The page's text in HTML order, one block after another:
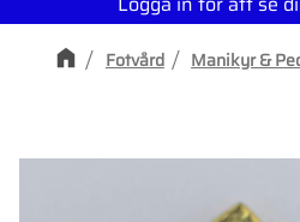
Fotvård Manikyr &